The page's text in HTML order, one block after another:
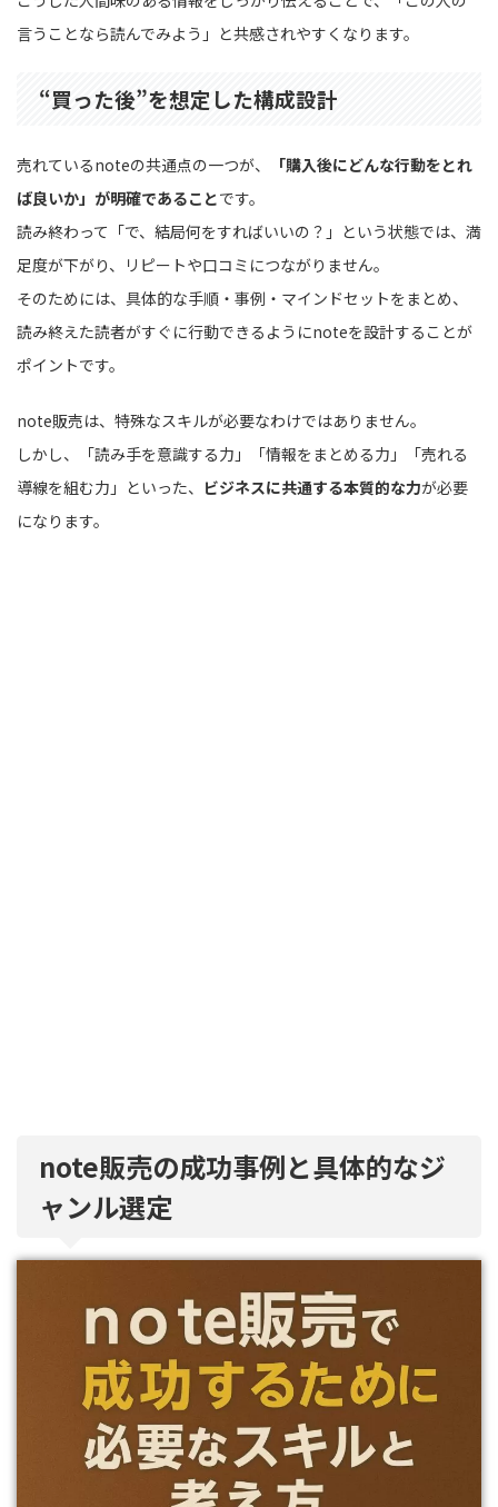
言うことなら読んでみよう」と共感されやすくなります。
“買った後”を想定した構成設計
売れているnoteの共通点の一つが、
「購入後にどんな行動をとれ
ば良いか」が明確であることです。
読み終わって「で、結局何をすればいいの？」という状態では、満
足度が下がり、リピートや口コミにつながりません。
そのためには、具体的な手順・事例・マインドセットをまとめ、
読み終えた読者がすぐに行動できるようにnoteを設計することが
ポイントです。
note販売は、特殊なスキルが必要なわけではありません。
しかし、「読み手を意識する力」「情報をまとめる力」「売れる
導線を組む力」といった、 ビジネスに共通する本質的な力が必要
になります。
note販売の成功事例と具体的なジ
ャンル選定